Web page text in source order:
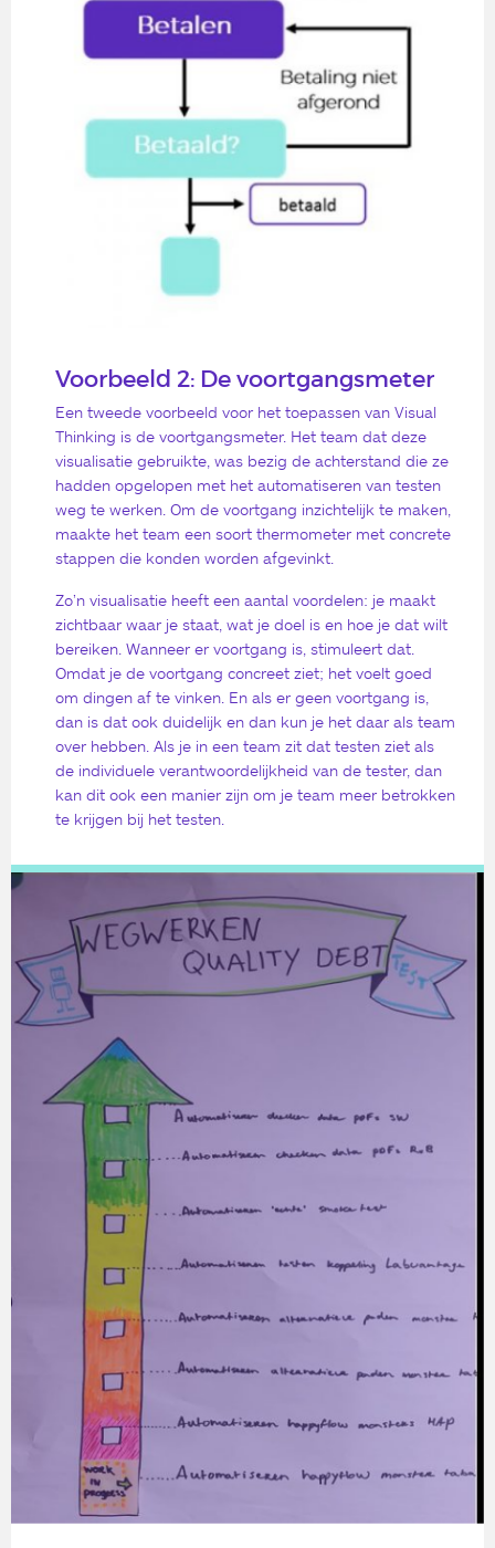
Voorbeeld 2: De voortgangsmeter
Een tweede voorbeeld voor het toepassen van Visual
Thinking is de voortgangsmeter. Het team dat deze
visualisatie gebruikte, was bezig de achterstand die ze
hadden opgelopen met het automatiseren van testen
weg te werken. Om de voortgang inzichtelijk te maken,
maakte het team een soort thermometer met concrete
stappen die konden worden afgevinkt.
Zo’n visualisatie heeft een aantal voordelen: je maakt
zichtbaar waar je staat, wat je doel is en hoe je dat wilt
bereiken. Wanneer er voortgang is, stimuleert dat.
Omdat je de voortgang concreet ziet; het voelt goed
om dingen af te vinken. En als er geen voortgang is,
dan is dat ook duidelijk en dan kun je het daar als team
over hebben. Als je in een team zit dat testen ziet als
de individuele verantwoordelijkheid van de tester, dan
kan dit ook een manier zijn om je team meer betrokken
te krijgen bij het testen.